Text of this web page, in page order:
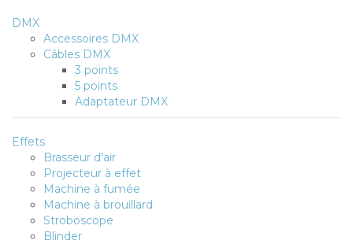
DMX
Accessoires DMX
Câbles DMX
3 points
5 points
Adaptateur DMX
Effets
Brasseur d'air
Projecteur à effet
Machine à fumée
Machine à brouillard
Stroboscope
Blinder